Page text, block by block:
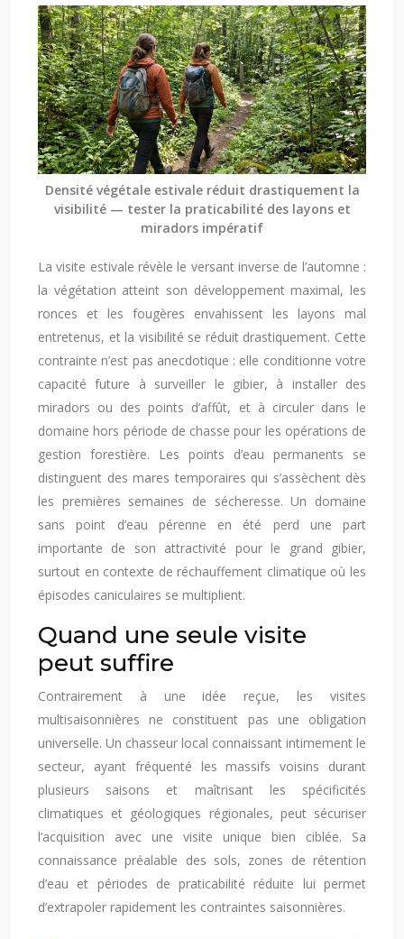
Densité végétale estivale réduit drastiquement la
visibilité — tester la praticabilité des layons et
miradors impératif
La visite estivale révèle le versant inverse de l’automne :
la végétation atteint son développement maximal, les
ronces et les fougères envahissent les layons mal
entretenus, et la visibilité se réduit drastiquement. Cette
contrainte n’est pas anecdotique : elle conditionne votre
capacité future à surveiller le gibier, à installer des
miradors ou des points d’affût, et à circuler dans le
domaine hors période de chasse pour les opérations de
gestion forestière. Les points d’eau permanents se
distinguent des mares temporaires qui s’assèchent dès
les premières semaines de sécheresse. Un domaine
sans point d’eau pérenne en été perd une part
importante de son attractivité pour le grand gibier,
surtout en contexte de réchauffement climatique où les
épisodes caniculaires se multiplient.
Quand une seule visite
peut suffire
Contrairement à une idée reçue, les visites
multisaisonnières ne constituent pas une obligation
universelle. Un chasseur local connaissant intimement le
secteur, ayant fréquenté les massifs voisins durant
plusieurs saisons et maîtrisant les spécificités
climatiques et géologiques régionales, peut sécuriser
l’acquisition avec une visite unique bien ciblée. Sa
connaissance préalable des sols, zones de rétention
d’eau et périodes de praticabilité réduite lui permet
d’extrapoler rapidement les contraintes saisonnières.